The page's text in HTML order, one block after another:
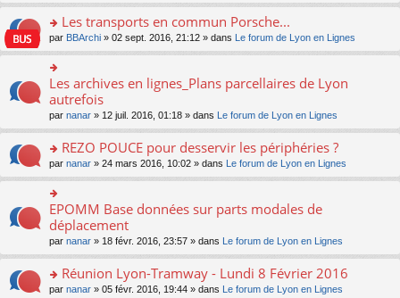
e
nt
u
ré
c
e
nt
le
pl
u
s
ré
c
e
nt
e
n
n
le
pl
u
s
e
nt
a
g
e
n
o
lu
le
pl
u
s
c
nt
le
m
e
s
g
e
n
o
lu
le
pl
u
s
ré
e
n
ult
er
le
m
s
a
e
n
o
n
lu
le
pl
u
s
ré
o
n
s
ult
er
le
m
e
s
a
e
n
o
n
pl
u
Les transports en commun Porsche...
par BBArchi » 02 sept. 2016, 21:12 » dans Le forum de Lyon en Lignes
n
ult
er
le
m
e
s
s
a
g
e
n
o
Les archives en lignes_Plans parcellaires de Lyon
autrefois
par nanar » 12 juil. 2016, 01:18 » dans Le forum de Lyon en Lignes
o
n
s
ult
er
le
m
e
s
REZO POUCE pour desservir les périphéries ?
par nanar » 24 mars 2016, 10:02 » dans Le forum de Lyon en Lignes
o
n
ult
er
le
m
EPOMM Base données sur parts modales de
déplacement
par nanar » 18 févr. 2016, 23:57 » dans Le forum de Lyon en Lignes
o
Réunion Lyon-Tramway - Lundi 8 Février 2016
par nanar » 05 févr. 2016, 19:44 » dans Le forum de Lyon en Lignes